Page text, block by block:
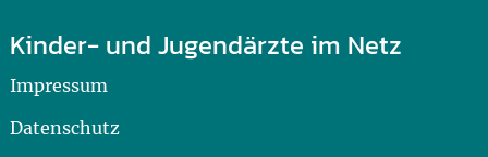
Kinder- und Jugendärzte im Netz
Impressum
Datenschutz